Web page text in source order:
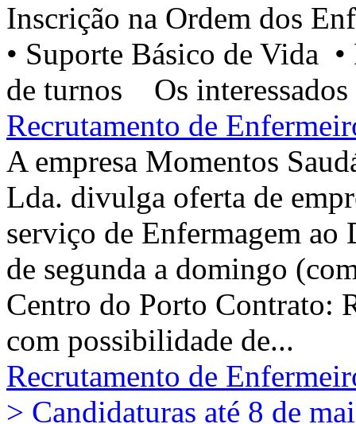
Inscrição na Ordem dos
• Suporte Básico de Vida
de turnos Os interessados
Recrutamento de
A empresa Momentos
Lda. divulga oferta de
serviço de Enfermagem
de segunda a domingo
Centro do Porto Contrato:
com possibilidade de...
Recrutamento de
> Candidaturas até 8 de